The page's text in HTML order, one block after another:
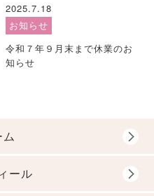
2025.7.18
お知らせ
令和７年９月末まで休業のお
知らせ
ール